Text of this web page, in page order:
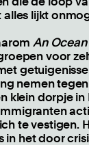
alles lijkt
An
voor
nemen
klein dorpje
te vestigen.
in het door